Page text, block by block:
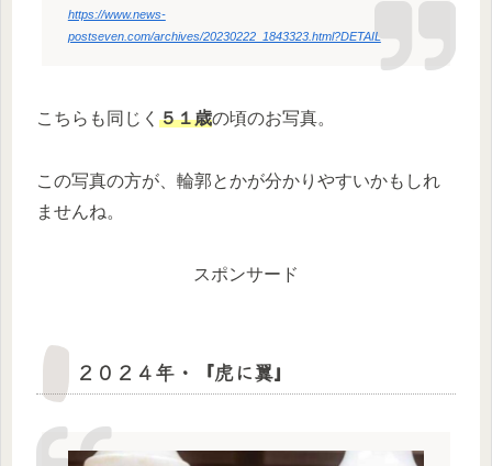
https://www.news-
postseven.com/archives/20230222_1843323.html?DETAIL
こちらも同じく ５１歳の頃のお写真。
この写真の方が、輪郭とかが分かりやすいかもしれ
ませんね。
スポンサード
２０２４年・『虎に翼』